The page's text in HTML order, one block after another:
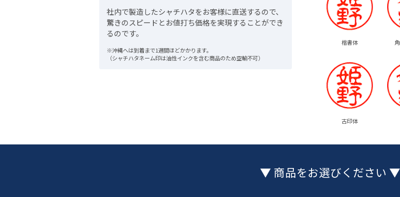
楷書体
古印体
社内で製造したシャチハタをお客様に直送するので、
驚きのスピードとお値打ち価格を実現することができ
るのです。
※沖縄へは到着まで1週間ほどかかります。
（シャチハタネーム印は油性インクを含む商品のため空輸不可）
▼ 商品をお選びください ▼